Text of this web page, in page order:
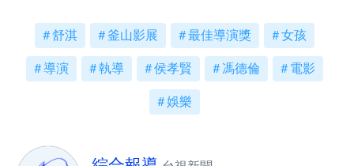
舒淇 釜山影展 最佳導演獎 女孩
導演 執導 侯孝賢 馮德倫 電影
娛樂